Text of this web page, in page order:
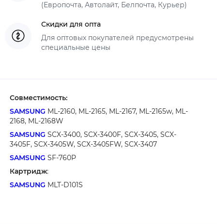
(Европочта, Автолайт, Белпочта, Курьер)
Скидки для опта
Для оптовых покупателей предусмотрены
специальные цены
Совместимость:
SAMSUNG ML-2160, ML-2165, ML-2167, ML-2165w, ML-
2168, ML-2168W
SAMSUNG SCX-3400, SCX-3400F, SCX-3405, SCX-
3405F, SCX-3405W, SCX-3405FW, SCX-3407
SAMSUNG SF-760P
Картридж:
SAMSUNG MLT-D101S